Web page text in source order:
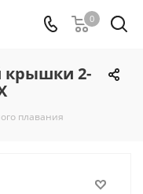
0
крышки 2-
плавания